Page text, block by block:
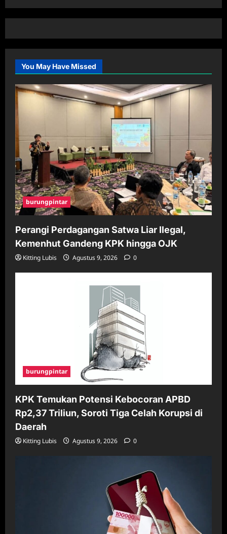
You May Have Missed
burungpintar
Perangi Perdagangan Satwa Liar Ilegal,
Kemenhut Gandeng KPK hingga OJK
Kitting Lubis Agustus 9, 2026 0
burungpintar
KPK Temukan Potensi Kebocoran APBD
Rp2,37 Triliun, Soroti Tiga Celah Korupsi di
Daerah
Kitting Lubis Agustus 9, 2026 0